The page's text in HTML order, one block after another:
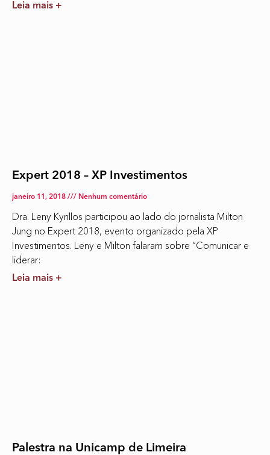
Leia mais +
Expert 2018 – XP Investimentos
janeiro 11, 2018 Nenhum comentário
Dra. Leny Kyrillos participou ao lado do jornalista Milton
Jung no Expert 2018, evento organizado pela XP
Investimentos. Leny e Milton falaram sobre “Comunicar e
liderar:
Leia mais +
Palestra na Unicamp de Limeira